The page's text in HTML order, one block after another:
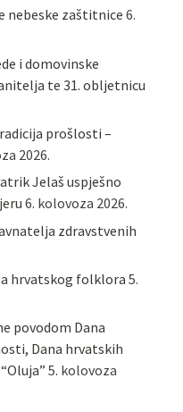
nebeske zaštitnice 6.
i domovinske
te 31. obljetnicu
prošlosti –
2026.
Jelaš uspješno
6. kolovoza 2026.
zdravstvenih
hrvatskog folklora 5.
povodom Dana
Dana hrvatskih
5. kolovoza